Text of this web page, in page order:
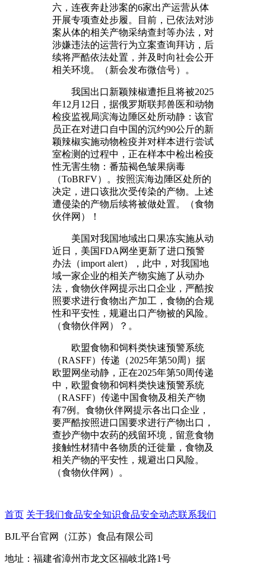
六，连夜奔赴涉案的6家出产运营从体
开展专项查处步履。目前，已依法对涉
案从体的相关产物采纳查封等办法，对
涉嫌违法的运营行为立案查询拜访，后
续将严酷依法处置，并及时向社会公开
相关环境。（新会发布微信号）。
我国出口新颖辣椒遭拒且将被2025
年12月12日，据俄罗斯联邦兽医和动物
检疫监视局滨海边陲区处所动静：该官
员正在对进口自中国的沉约90公斤的新
颖辣椒实施动物检疫并对样本进行尝试
室检测的过程中，正在样本中检出检疫
性无害生物：番茄褐色皱果病毒
（ToBRFV）。按照滨海边陲区处所的
决定，进口该批次受传染的产物。上述
遭侵染的产物后续将被做处置。（食物
伙伴网）！
美国对我国地域出口果冻实施从动
近日，美国FDA网坐更新了进口预警
办法（import alert），此中，对我国地
域一家企业的相关产物实施了从动办
法，食物伙伴网提示出口企业，严酷按
照要求进行食物出产加工，食物的合规
性和平安性，规避出口产物被的风险。
（食物伙伴网）？。
欧盟食物和饲料类快速预警系统
（RASFF）传递（2025年第50周）据
欧盟网坐动静，正在2025年第50周传递
中，欧盟食物和饲料类快速预警系统
（RASFF）传递中国食物及相关产物
有7例。食物伙伴网提示各出口企业，
要严酷按照进口国要求进行产物出口，
查抄产物中农药的残留环境，留意食物
接触性材猜中各物质的迁徙量，食物及
相关产物的平安性，规避出口风险。
（食物伙伴网）。
首页 关于我们食品安全知识食品安全动态联系我们
BJL平台官网（江苏）食品有限公司
地址：福建省漳州市龙文区福岐北路1号